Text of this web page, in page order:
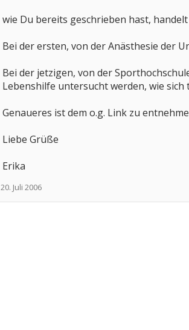
wie Du bereits geschrieben hast,
Bei der ersten, von der Anästhesie der
Bei der jetzigen, von der
Lebenshilfe untersucht werden, wie
Genaueres ist dem o.g. Link zu
Liebe Grüße
Erika
20. Juli 2006